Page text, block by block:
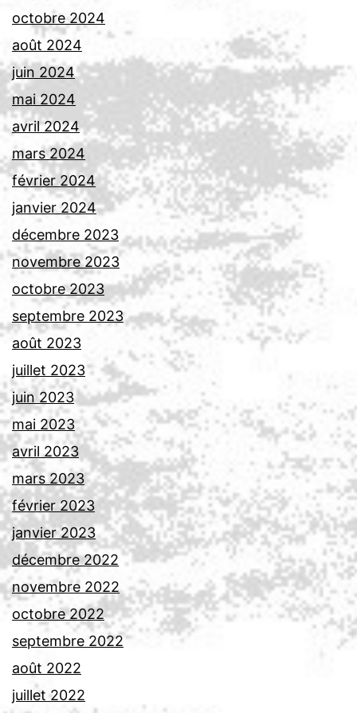
octobre 2024
août 2024
juin 2024
mai 2024
avril 2024
mars 2024
février 2024
janvier 2024
décembre 2023
novembre 2023
octobre 2023
septembre 2023
août 2023
juillet 2023
juin 2023
mai 2023
avril 2023
mars 2023
février 2023
janvier 2023
décembre 2022
novembre 2022
octobre 2022
septembre 2022
août 2022
juillet 2022